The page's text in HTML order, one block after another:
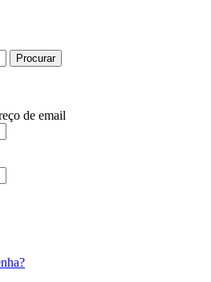
Procurar
de email